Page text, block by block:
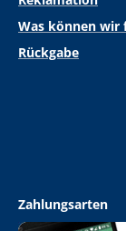
Was können wir
Rückgabe
Zahlungsarten